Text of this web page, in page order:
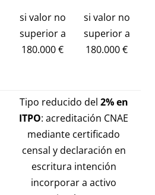
si valor no
superior a
180.000 €
si valor no
superior a
180.000 €
Tipo reducido del 2% en
ITPO: acreditación CNAE
mediante certificado
censal y declaración en
escritura intención
incorporar a activo